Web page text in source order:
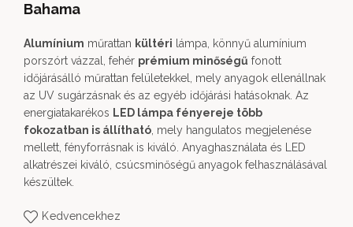
Bahama
Alumínium műrattan kültéri lámpa, könnyű alumínium
porszórt vázzal, fehér prémium minőségű fonott
időjárásálló műrattan felületekkel, mely anyagok ellenállnak
az UV sugárzásnak és az egyéb időjárási hatásoknak. Az
energiatakarékos LED lámpa fényereje több
fokozatban is állítható , mely hangulatos megjelenése
mellett, fényforrásnak is kiváló. Anyaghasználata és LED
alkatrészei kiváló, csúcsminőségű anyagok felhasználásával
készültek.
Kedvencekhez